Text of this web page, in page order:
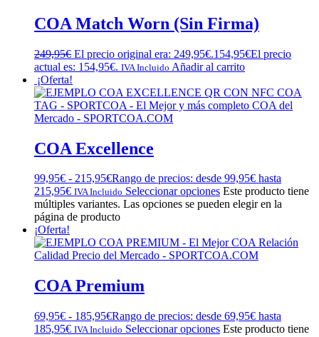
COA Match Worn (Sin Firma)
249,95€ El precio original era: 249,95€.154,95€El precio
actual es: 154,95€. IVA Incluido Añadir al carrito
¡Oferta!
COA Excellence
99,95€ - 215,95€Rango de precios: desde 99,95€ hasta
215,95€ IVA Incluido Seleccionar opciones Este producto tiene
múltiples variantes. Las opciones se pueden elegir en la
página de producto
¡Oferta!
COA Premium
69,95€ - 185,95€Rango de precios: desde 69,95€ hasta
185,95€ IVA Incluido Seleccionar opciones Este producto tiene